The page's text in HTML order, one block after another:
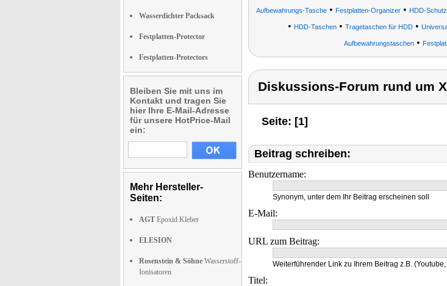
Wasserdichter Packsack
Festplatten-Protector
Festplatten-Protectors
Bleiben Sie mit uns im
Kontakt und tragen Sie
hier Ihre E-Mail-Adresse
für unsere HotPrice-Mail
ein:
Mehr Hersteller-
Seiten:
AGT Epoxid Kleber
ELESION
Rosenstein & Söhne Wasserstoff-
Ionisatoren
Aufbewahrungs-Tasche• Festplatten-Organizer• HDD-
• HDD-Taschen• Tragetaschen für HDD•
Aufbewahrungstaschen•
Diskussions-Forum rund um
Seite: [1]
Beitrag schreiben:
Benutzername:
Synonym, unter dem Ihr Beitrag erscheinen soll
E-Mail:
URL zum Beitrag:
Weiterführender Link zu Ihrem Beitrag z.B.
Titel: